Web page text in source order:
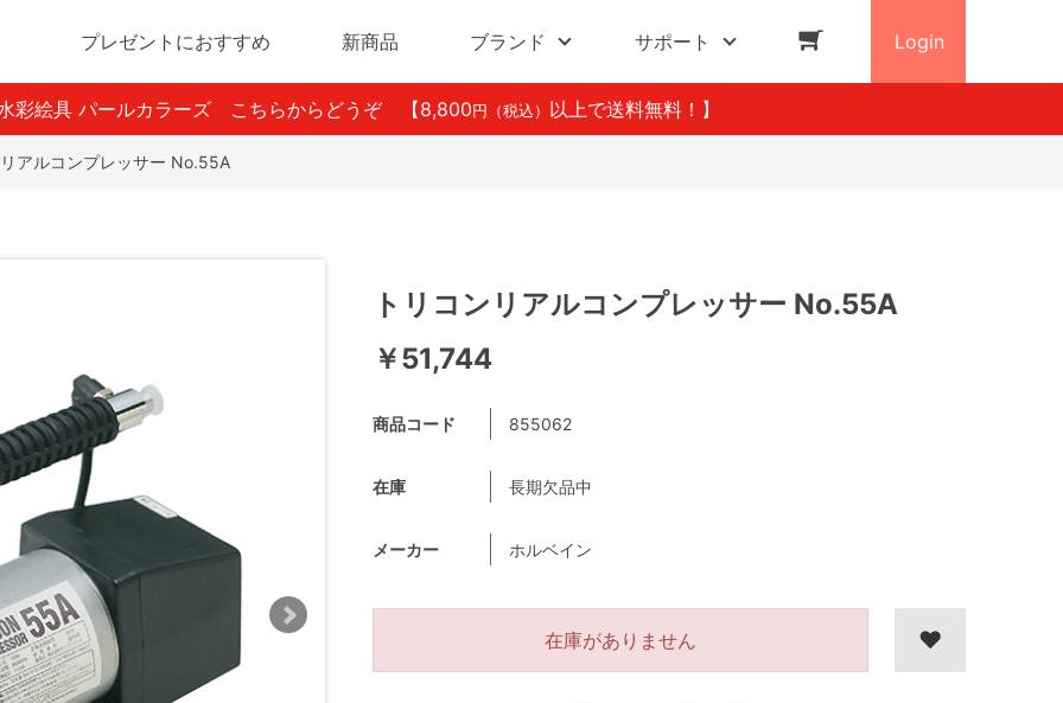
プレゼントにおすすめ 新商品 ブランド サポート Login
彩絵具 パールカラーズ こちらからどうぞ 【8,800 円（税込） 以上で送料無料！】
アルコンプレッサー No.55A
トリコンリアルコンプレッサー No.55A
￥51,744
商品コード 855062
在庫 長期欠品中
メーカー ホルベイン
在庫がありません